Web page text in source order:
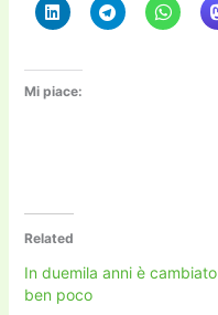
Mi piace:
Related
In duemila anni è cambiato
ben poco